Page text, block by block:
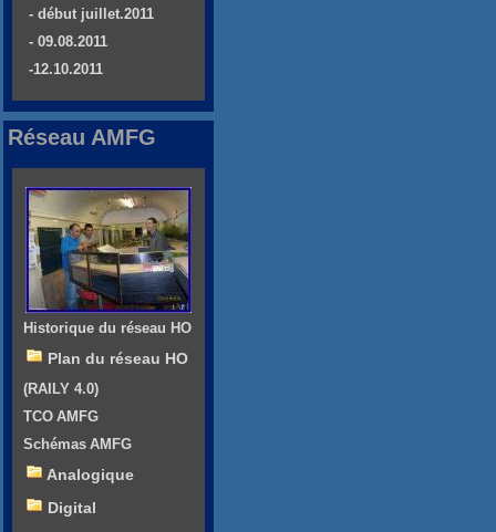
- début juillet.2011
- 09.08.2011
-12.10.2011
Réseau AMFG
Historique du réseau HO
Plan du réseau HO
(RAILY 4.0)
TCO AMFG
Schémas AMFG
Analogique
Digital